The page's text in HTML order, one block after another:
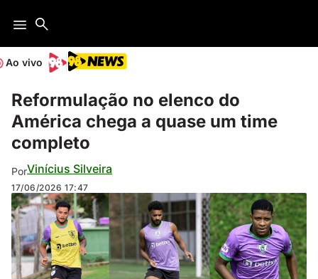
Ao vivo
Reformulação no elenco do
América chega a quase um time
completo
PorVinícius Silveira
17/06/2026 17:47